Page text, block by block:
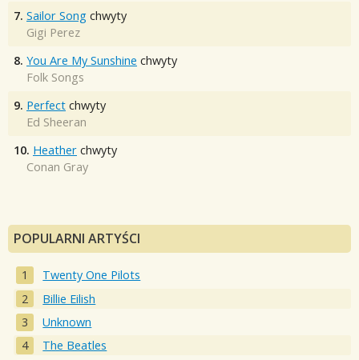
7. Sailor Song chwyty
Gigi Perez
8. You Are My Sunshine chwyty
Folk Songs
9. Perfect chwyty
Ed Sheeran
10. Heather chwyty
Conan Gray
POPULARNI ARTYŚCI
Twenty One Pilots
Billie Eilish
Unknown
The Beatles